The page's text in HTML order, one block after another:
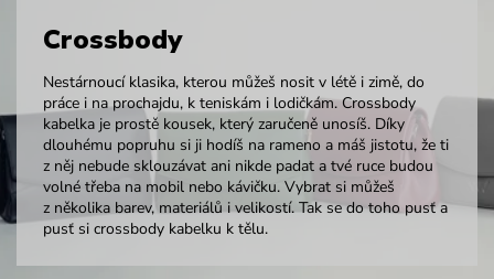
Crossbody
Nestárnoucí klasika, kterou můžeš nosit v létě i zimě, do
práce i na prochajdu, k teniskám i lodičkám. Crossbody
kabelka je prostě kousek, který zaručeně unosíš. Díky
dlouhému popruhu si ji hodíš na rameno a máš jistotu, že ti
z něj nebude sklouzávat ani nikde padat a tvé ruce budou
volné třeba na mobil nebo kávičku. Vybrat si můžeš
z několika barev, materiálů i velikostí. Tak se do toho pusť a
pusť si crossbody kabelku k tělu.